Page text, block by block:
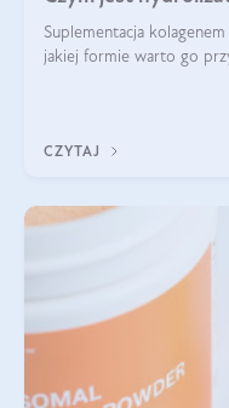
Suplementacja
jakiej formie warto go
CZYTAJ